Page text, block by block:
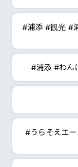
#浦添 #観光 #
#浦添 #わん
#うらそえエ